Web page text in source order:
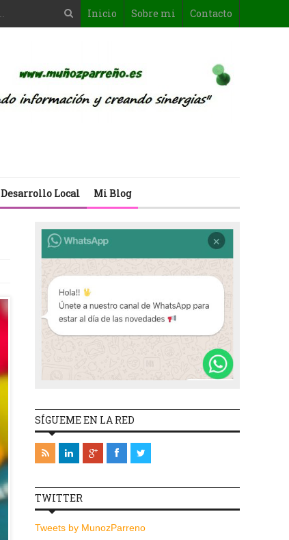
Inicio Sobre mi Contacto
Desarrollo Local Mi Blog
SÍGUEME EN LA RED
TWITTER
Tweets by MunozParreno